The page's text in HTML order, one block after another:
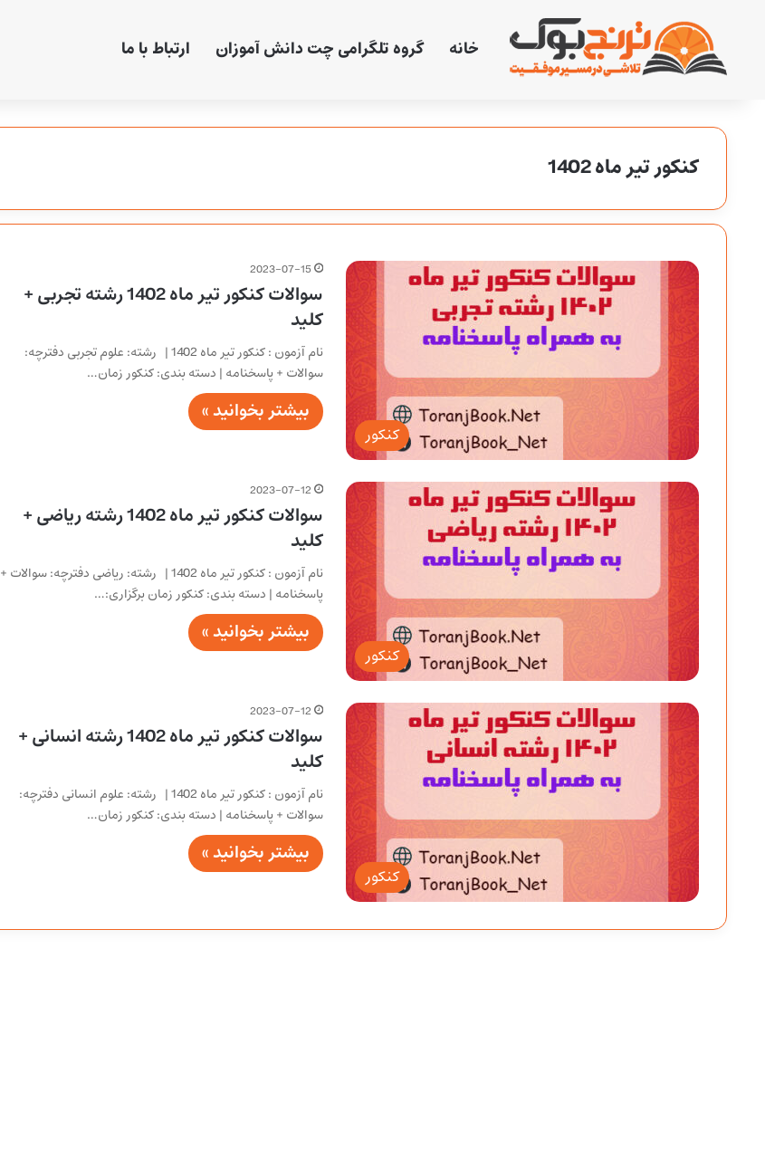
خانه گروه تلگرامی چت دانش آموزان ارتباط با ما
کنکور تیر ماه 1402
کنکور
2023-07-15
سوالات کنکور تیر ماه 1402 رشته تجربی +
کلید
نام آزمون : کنکور تیر ماه 1402 | رشته: علوم تجربی دفترچه:
سوالات + پاسخنامه | دسته بندی: کنکور زمان…
بیشتر بخوانید »
کنکور
2023-07-12
سوالات کنکور تیر ماه 1402 رشته ریاضی +
کلید
نام آزمون : کنکور تیر ماه 1402 | رشته: ریاضی دفترچه: سوالات +
پاسخنامه | دسته بندی: کنکور زمان برگزاری:…
بیشتر بخوانید »
کنکور
2023-07-12
سوالات کنکور تیر ماه 1402 رشته انسانی +
کلید
نام آزمون : کنکور تیر ماه 1402 | رشته: علوم انسانی دفترچه:
سوالات + پاسخنامه | دسته بندی: کنکور زمان…
بیشتر بخوانید »